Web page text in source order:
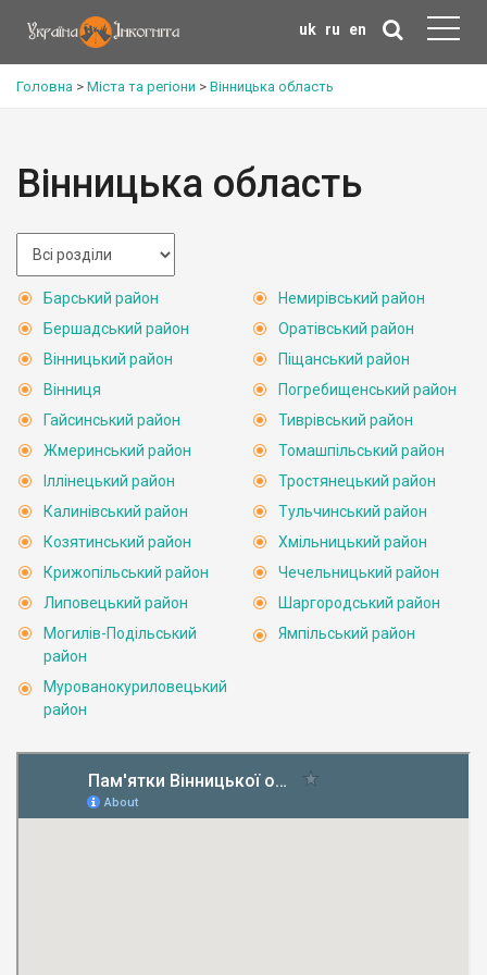
uk ru en
Головна > Міста та регіони > Вінницька область
Вінницька область
Барський район
Бершадський район
Вінницький район
Вінниця
Гайсинський район
Жмеринський район
Іллінецький район
Калинівський район
Козятинський район
Крижопільський район
Липовецький район
Могилів-Подільський
район
Мурованокуриловецький
район
Немирівський район
Оратівський район
Піщанський район
Погребищенський район
Тиврівський район
Томашпільський район
Тростянецький район
Тульчинський район
Хмільницький район
Чечельницький район
Шаргородський район
Ямпільський район